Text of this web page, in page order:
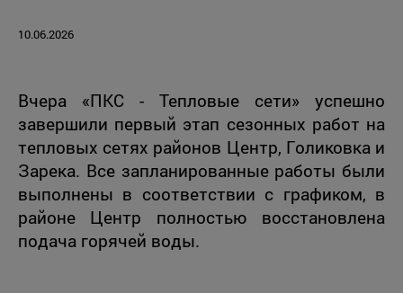
10.06.2026
Вчера «ПКС - Тепловые сети» успешно
завершили первый этап сезонных работ на
тепловых сетях районов Центр, Голиковка и
Зарека. Все запланированные работы были
выполнены в соответствии с графиком, в
районе Центр полностью восстановлена
подача горячей воды.